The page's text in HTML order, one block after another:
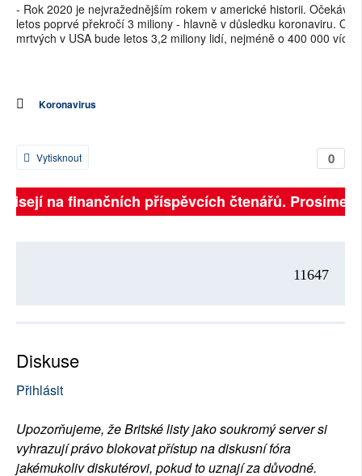
- Rok 2020 je nejvražednějším rokem v americké historii. Očekává
letos poprvé překročí 3 miliony - hlavně v důsledku koronaviru.
mrtvých v USA bude letos 3,2 miliony lidí, nejméně o 400 000 více
Koronavirus
0
Vytisknout
na finančních příspěvcích čtenářů. Prosíme,
11647
Diskuse
Přihlásit
Upozorňujeme, že Britské listy jako soukromý server si
vyhrazují právo blokovat přístup na diskusní fóra
jakémukoliv diskutérovi, pokud to uznají za důvodné.